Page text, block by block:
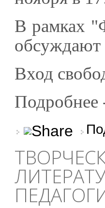
В рамках
обсуждают
Вход
Подробнее